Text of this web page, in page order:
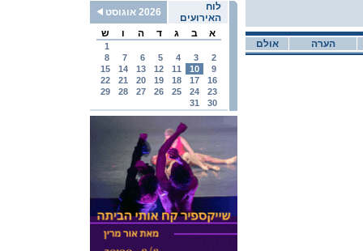
לוח
האירועים
2026 אוגוסט
א
ב ג ד ה ו ש
1
2
3
4
5
6
7
8
9
10
11
12
13
14
15
16
17
18
19
20
21
22
23
24
25
26
27
28
29
30
31
אולם הערה